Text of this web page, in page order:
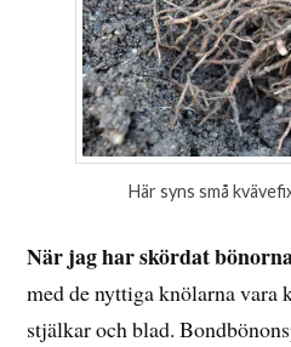
Här syns små
När jag har skördat
med de nyttiga knölarna vara
stjälkar och blad.